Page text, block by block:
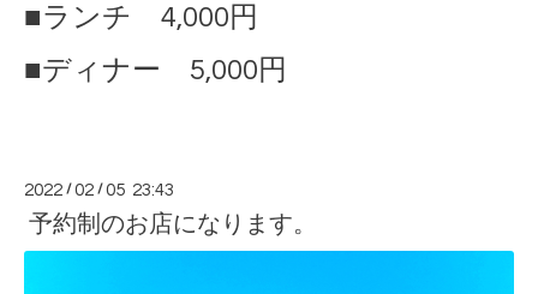
■ランチ 4,000円
■ディナー 5,000円
2022 /02 /05 23:43
予約制のお店になります。